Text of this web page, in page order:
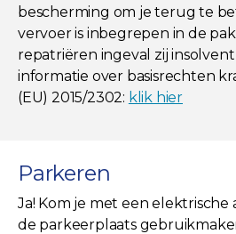
bescherming om je terug te
vervoer is inbegrepen in de
repatriëren ingeval zij
informatie over basisrechten
(EU) 2015/2302: klik hier
Parkeren
Ja! Kom je met een elektrische
de parkeerplaats